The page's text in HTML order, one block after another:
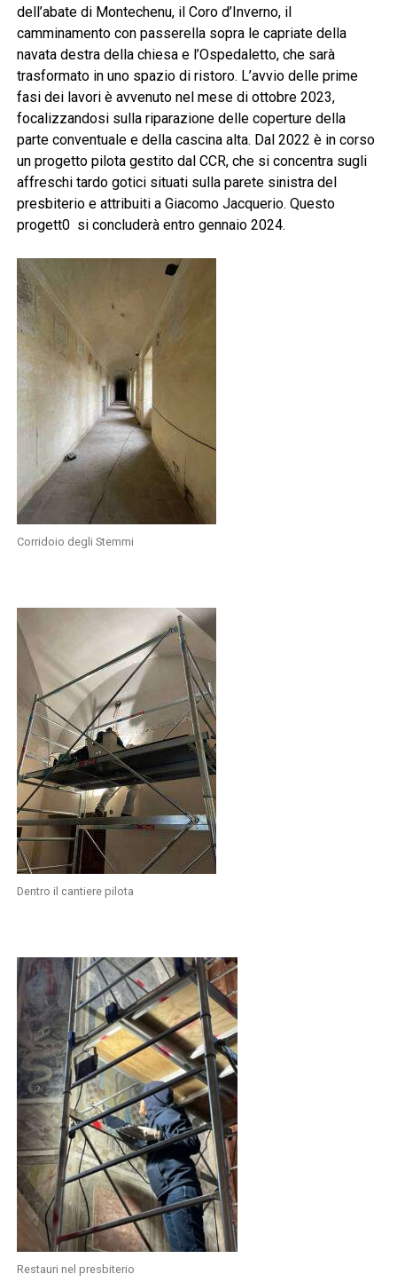
dell’abate di Montechenu, il Coro d’Inverno, il
camminamento con passerella sopra le capriate della
navata destra della chiesa e l’Ospedaletto, che sarà
trasformato in uno spazio di ristoro. L’avvio delle prime
fasi dei lavori è avvenuto nel mese di ottobre 2023,
focalizzandosi sulla riparazione delle coperture della
parte conventuale e della cascina alta. Dal 2022 è in corso
un progetto pilota gestito dal CCR, che si concentra sugli
affreschi tardo gotici situati sulla parete sinistra del
presbiterio e attribuiti a Giacomo Jacquerio. Questo
progett0 si concluderà entro gennaio 2024.
Corridoio degli Stemmi
Dentro il cantiere pilota
Restauri nel presbiterio